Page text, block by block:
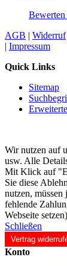
Bewerten
AGB | Widerruf
| Impressum
Quick Links
Sitemap
Wir nutzen auf
usw. Alle
Mit Klick auf
Sie diese
nutzen,
fehlende
Webseite
Schließen
Vertrag
Konto